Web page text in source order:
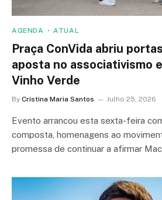
AGENDA ATUAL
Praça ConVida abriu
aposta no associativismo
Vinho Verde
By Cristina Maria Santos Julho 25, 2026
Evento arrancou esta sexta-feira
composta, homenagens ao
promessa de continuar a afirmar